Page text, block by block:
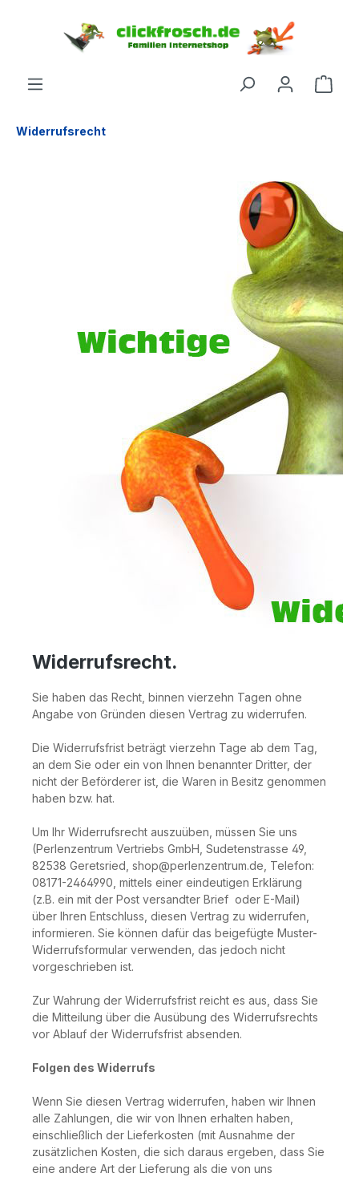
Widerrufsrecht
Widerrufsrecht.
Sie haben das Recht, binnen vierzehn Tagen ohne
Angabe von Gründen diesen Vertrag zu widerrufen.
Die Widerrufsfrist beträgt vierzehn Tage ab dem Tag,
an dem Sie oder ein von Ihnen benannter Dritter, der
nicht der Beförderer ist, die Waren in Besitz genommen
haben bzw. hat.
Um Ihr Widerrufsrecht auszuüben, müssen Sie uns
(Perlenzentrum Vertriebs GmbH, Sudetenstrasse 49,
82538 Geretsried, shop@perlenzentrum.de, Telefon:
08171-2464990, mittels einer eindeutigen Erklärung
(z.B. ein mit der Post versandter Brief oder E-Mail)
über Ihren Entschluss, diesen Vertrag zu widerrufen,
informieren. Sie können dafür das beigefügte Muster-
Widerrufsformular verwenden, das jedoch nicht
vorgeschrieben ist.
Zur Wahrung der Widerrufsfrist reicht es aus, dass Sie
die Mitteilung über die Ausübung des Widerrufsrechts
vor Ablauf der Widerrufsfrist absenden.
Folgen des Widerrufs
Wenn Sie diesen Vertrag widerrufen, haben wir Ihnen
alle Zahlungen, die wir von Ihnen erhalten haben,
einschließlich der Lieferkosten (mit Ausnahme der
zusätzlichen Kosten, die sich daraus ergeben, dass Sie
eine andere Art der Lieferung als die von uns